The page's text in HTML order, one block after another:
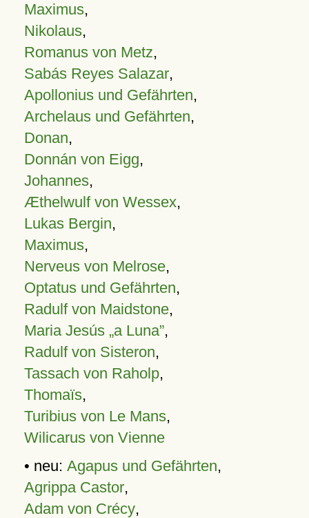
Maximus,
Nikolaus,
Romanus von Metz,
Sabás Reyes Salazar,
Apollonius und Gefährten,
Archelaus und Gefährten,
Donan,
Donnán von Eigg,
Johannes,
Æthelwulf von Wessex,
Lukas Bergin,
Maximus,
Nerveus von Melrose,
Optatus und Gefährten,
Radulf von Maidstone,
Maria Jesús „a Luna”,
Radulf von Sisteron,
Tassach von Raholp,
Thomaïs,
Turibius von Le Mans,
Wilicarus von Vienne
• neu: Agapus und Gefährten,
Agrippa Castor,
Adam von Crécy,